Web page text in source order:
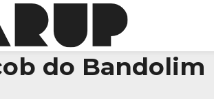
do Bandolim